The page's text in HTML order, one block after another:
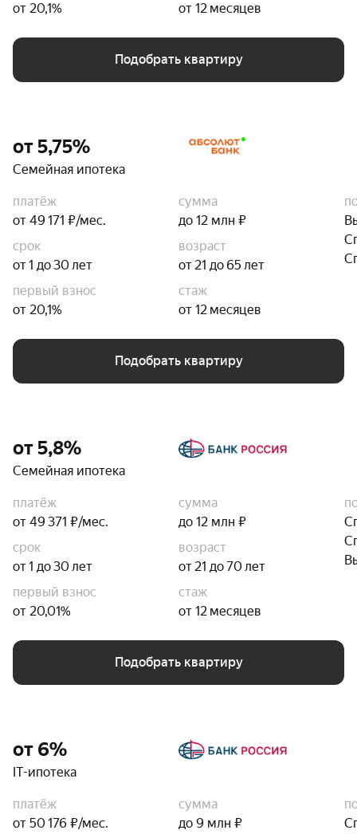
от 20,1%
от 12 месяцев
Подобрать квартиру
от 5,75%
Семейная ипотека
платёж
от 49 171 ₽/мес.
сумма
до 12 млн ₽
срок
от 1 до 30 лет
возраст
от 21 до 65 лет
первый взнос
от 20,1%
стаж
от 12 месяцев
Подобрать квартиру
от 5,8%
Семейная ипотека
платёж
от 49 371 ₽/мес.
сумма
до 12 млн ₽
срок
от 1 до 30 лет
возраст
от 21 до 70 лет
первый взнос
от 20,01%
стаж
от 12 месяцев
Подобрать квартиру
от 6%
IT-ипотека
платёж
от 50 176 ₽/мес.
сумма
до 9 млн ₽